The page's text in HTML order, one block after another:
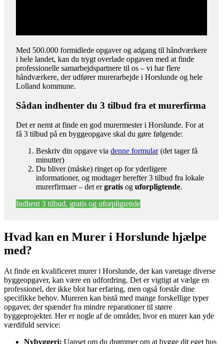
Med 500.000 formidlede opgaver og adgang til håndværkere
i hele landet, kan du trygt overlade opgaven med at finde
professionelle samarbejdspartnere til os – vi har flere
håndværkere, der udfører murerarbejde i Horslunde og hele
Lolland kommune.
Sådan indhenter du 3 tilbud fra et murerfirma
Det er nemt at finde en god murermester i Horslunde. For at
få 3 tilbud på en byggeopgave skal du gøre følgende:
Beskriv din opgave via denne formular(det tager få
minutter)
Du bliver (måske) ringet op for yderligere
informationer, og modtager herefter 3 tilbud fra lokale
murerfirmaer – det ergratis og uforpligtende.
Indhent 3 tilbud, gratis og uforpligtende
Hvad kan en Murer i Horslunde hjælpe
med?
At finde en kvalificeret murer i Horslunde, der kan varetage diverse
byggeopgaver, kan være en udfordring. Det er vigtigt at vælge en
professionel, der ikke blot har erfaring, men også forstår dine
specifikke behov. Mureren kan bistå med mange forskellige typer
opgaver, der spænder fra mindre reparationer til større
byggeprojekter. Her er nogle af de områder, hvor en murer kan yde
værdifuld service:
Nybyggeri: Uanset om du drømmer om at bygge dit eget hus